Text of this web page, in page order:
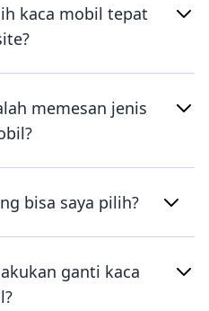
kaca mobil tepat
memesan jenis
bisa saya pilih?
ganti kaca